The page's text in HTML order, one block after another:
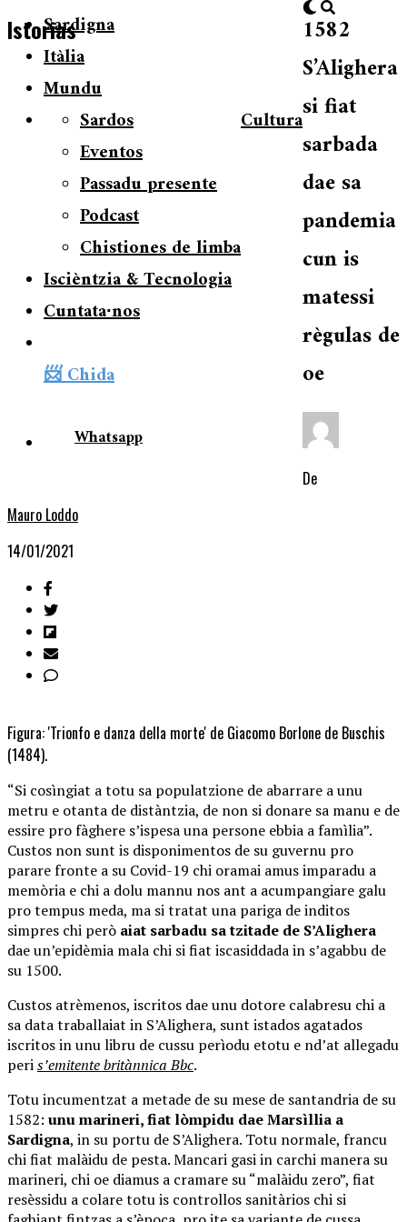
IstoriasSardigna
Itàlia
Mundu
Cultura
Sardos
Eventos
Passadu presente
Podcast
Chistiones de limba
Iscièntzia & Tecnologia
Cuntata∙nos
📨 Chida
Whatsapp
1582
S’Alighera
si fiat
sarbada
dae sa
pandemia
cun is
matessi
règulas de
oe
De
Mauro Loddo
14/01/2021
Figura: 'Trionfo e danza della morte' de Giacomo Borlone de Buschis
(1484).
“Si cosìngiat a totu sa populatzione de abarrare a unu
metru e otanta de distàntzia, de non si donare sa manu e de
essire pro fàghere s’ispesa una persone ebbia a famìlia”.
Custos non sunt is disponimentos de su guvernu pro
parare fronte a su Covid-19 chi oramai amus imparadu a
memòria e chi a dolu mannu nos ant a acumpangiare galu
pro tempus meda, ma si tratat una pariga de inditos
simpres chi però aiat sarbadu sa tzitade de S’Alighera
dae un’epidèmia mala chi si fiat iscasiddada in s’agabbu de
su 1500.
Custos atrèmenos, iscritos dae unu dotore calabresu chi a
sa data traballaiat in S’Alighera, sunt istados agatados
iscritos in unu libru de cussu perìodu etotu e nd’at allegadu
peris’emitente britànnica Bbc.
Totu incumentzat a metade de su mese de santandria de su
1582: unu marineri, fiat lòmpidu dae Marsìllia a
Sardigna, in su portu de S’Alighera. Totu normale, francu
chi fiat malàidu de pesta. Mancari gasi in carchi manera su
marineri, chi oe diamus a cramare su “malàidu zero”, fiat
resèssidu a colare totu is controllos sanitàrios chi si